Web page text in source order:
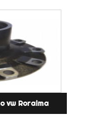
vw Roraima